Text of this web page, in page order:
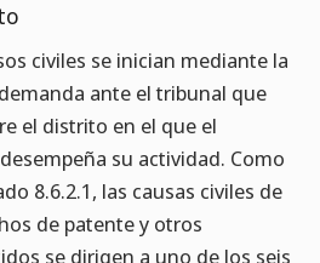
civiles se inician mediante la
ante el tribunal que
el distrito en el que el
su actividad. Como
8.6.2.1, las causas civiles de
de patente y otros
se dirigen a uno de los seis